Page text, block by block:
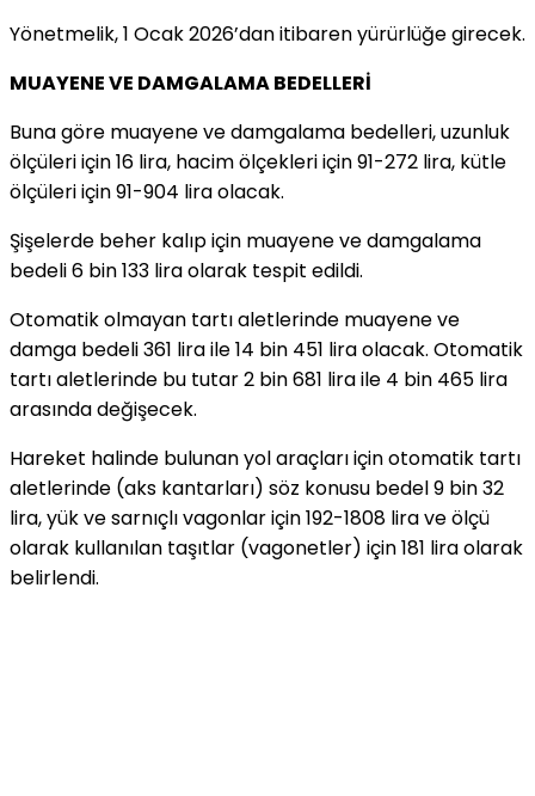
Yönetmelik, 1 Ocak 2026’dan itibaren yürürlüğe girecek.
MUAYENE VE DAMGALAMA BEDELLERİ
Buna göre muayene ve damgalama bedelleri, uzunluk
ölçüleri için 16 lira, hacim ölçekleri için 91-272 lira, kütle
ölçüleri için 91-904 lira olacak.
Şişelerde beher kalıp için muayene ve damgalama
bedeli 6 bin 133 lira olarak tespit edildi.
Otomatik olmayan tartı aletlerinde muayene ve
damga bedeli 361 lira ile 14 bin 451 lira olacak. Otomatik
tartı aletlerinde bu tutar 2 bin 681 lira ile 4 bin 465 lira
arasında değişecek.
Hareket halinde bulunan yol araçları için otomatik tartı
aletlerinde (aks kantarları) söz konusu bedel 9 bin 32
lira, yük ve sarnıçlı vagonlar için 192-1808 lira ve ölçü
olarak kullanılan taşıtlar (vagonetler) için 181 lira olarak
belirlendi.